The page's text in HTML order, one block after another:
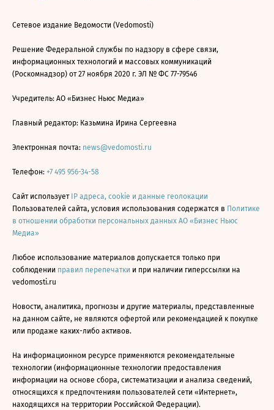
Сетевое издание Ведомости (Vedomosti)
Решение Федеральной службы по надзору в сфере связи,
информационных технологий и массовых коммуникаций
(Роскомнадзор) от 27 ноября 2020 г. ЭЛ № ФС 77-79546
Учредитель: АО «Бизнес Ньюс Медиа»
Главный редактор: Казьмина Ирина Сергеевна
Электронная почта: news@vedomosti.ru
Телефон: +7 495 956-34-58
Сайт использует IP адреса, cookie и данные геолокации
Пользователей сайта, условия использования содержатся в Политике
в отношении обработки персональных данных АО «Бизнес Ньюс
Медиа»
Любое использование материалов допускается только при
соблюдении правил перепечатки и при наличии гиперссылки на
vedomosti.ru
Новости, аналитика, прогнозы и другие материалы, представленные
на данном сайте, не являются офертой или рекомендацией к покупке
или продаже каких-либо активов.
На информационном ресурсе применяются рекомендательные
технологии (информационные технологии предоставления
информации на основе сбора, систематизации и анализа сведений,
относящихся к предпочтениям пользователей сети «Интернет»,
находящихся на территории Российской Федерации).